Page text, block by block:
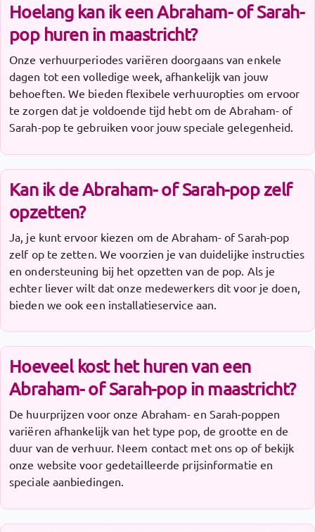
Hoelang kan ik een Abraham- of Sarah-
pop huren in maastricht?
Onze verhuurperiodes variëren doorgaans van enkele
dagen tot een volledige week, afhankelijk van jouw
behoeften. We bieden flexibele verhuuropties om ervoor
te zorgen dat je voldoende tijd hebt om de Abraham- of
Sarah-pop te gebruiken voor jouw speciale gelegenheid.
Kan ik de Abraham- of Sarah-pop zelf
opzetten?
Ja, je kunt ervoor kiezen om de Abraham- of Sarah-pop
zelf op te zetten. We voorzien je van duidelijke instructies
en ondersteuning bij het opzetten van de pop. Als je
echter liever wilt dat onze medewerkers dit voor je doen,
bieden we ook een installatieservice aan.
Hoeveel kost het huren van een
Abraham- of Sarah-pop in maastricht?
De huurprijzen voor onze Abraham- en Sarah-poppen
variëren afhankelijk van het type pop, de grootte en de
duur van de verhuur. Neem contact met ons op of bekijk
onze website voor gedetailleerde prijsinformatie en
speciale aanbiedingen.